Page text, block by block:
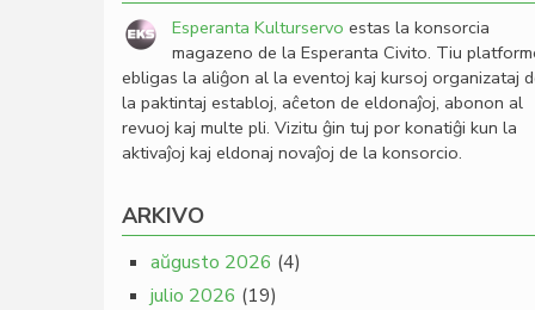
Esperanta Kulturservo estas la konsorcia
magazeno de la Esperanta Civito. Tiu
ebligas la aliĝon al la eventoj kaj kursoj organizataj
la paktintaj establoj, aĉeton de eldonaĵoj, abonon al
revuoj kaj multe pli. Vizitu ĝin tuj por konatiĝi kun la
aktivaĵoj kaj eldonaj novaĵoj de la konsorcio.
ARKIVO
aŭgusto 2026 (4)
julio 2026 (19)